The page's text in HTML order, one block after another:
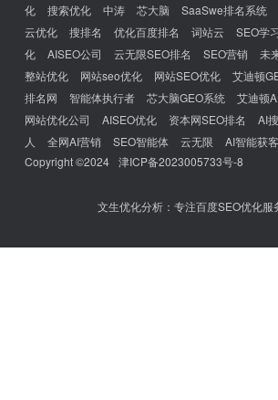
化
搜索优化 中涛 芯大脑 SaaSwe排名系统
云优化
搜排名 优化百度排名 词站云 SEO学
化
AISEO公司 云无限SEO排名 SEO营销 未
整站优化
网站seo优化 网站SEO优化 艾迪顿
排名网
智能体执行者 芯大脑GEO系统 艾迪顿
网站优化公司
AISEO优化 资本网SEO排名 AI
人
全网AI营销 SEO智能体 云无限 AI智能获客
Copyright ©2024 津ICP备2023005733号-8
文生优化分析：专注百度SEO优化服